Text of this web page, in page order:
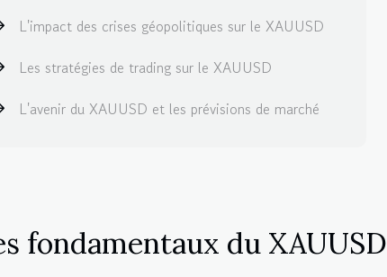
L'impact des crises géopolitiques sur le XAUUSD
Les stratégies de trading sur le XAUUSD
L'avenir du XAUUSD et les prévisions de marché
fondamentaux du XAUUSD